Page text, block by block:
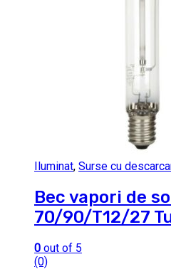
Iluminat, Surse cu
Bec vapori de
70/90/T12/27
0 out of 5
(0)